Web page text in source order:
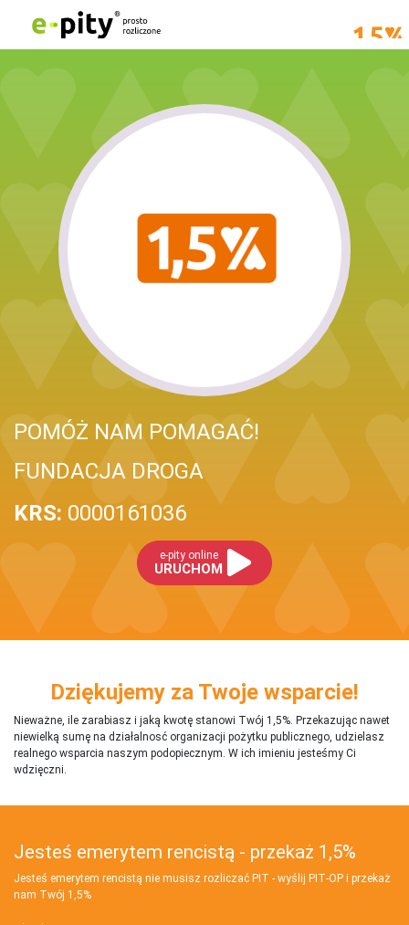
POMÓŻ NAM POMAGAĆ!
FUNDACJA DROGA
KRS: 0000161036
e-pity online
URUCHOM
Dziękujemy za Twoje wsparcie!
Nieważne, ile zarabiasz i jaką kwotę stanowi Twój 1,5%. Przekazując nawet
niewielką sumę na działalnosć organizacji pożytku publicznego, udzielasz
realnego wsparcia naszym podopiecznym. W ich imieniu jesteśmy Ci
wdzięczni.
Jesteś emerytem rencistą - przekaż 1,5%
Jesteś emerytem rencistą nie musisz rozliczać PIT - wyślij PIT‑OP i przekaż
nam Twój 1,5%